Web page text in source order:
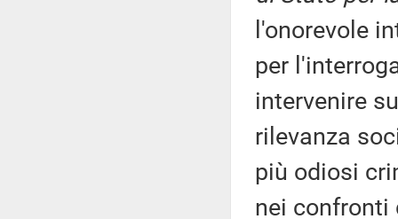
l'onorevole
per
intervenire
rilevanza
più odiosi
nei confronti